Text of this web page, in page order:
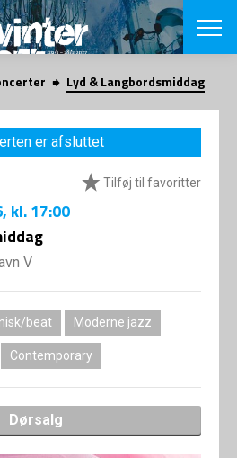
SØG
English
VÆLG
COPENHAGEN
Om fonden
Om
Lyd & Langbordsmiddag
er afsluttet
Tilføj til favoritter
, kl. 17:00
V
beat Moderne jazz
Contemporary
Dørsalg